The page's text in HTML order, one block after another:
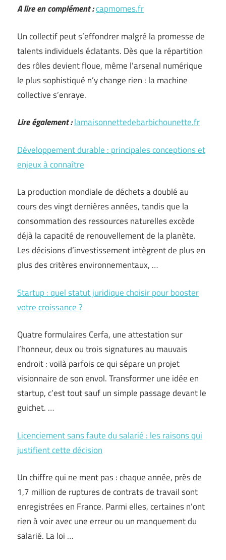
A lire en complément :capmomes.fr
Un collectif peut s’effondrer malgré la promesse de
talents individuels éclatants. Dès que la répartition
des rôles devient floue, même l’arsenal numérique
le plus sophistiqué n’y change rien : la machine
collective s’enraye.
Lire également :lamaisonnettedebarbichounette.fr
Développement durable : principales conceptions et
enjeux à connaître
La production mondiale de déchets a doublé au
cours des vingt dernières années, tandis que la
consommation des ressources naturelles excède
déjà la capacité de renouvellement de la planète.
Les décisions d’investissement intègrent de plus en
plus des critères environnementaux, …
Startup : quel statut juridique choisir pour booster
votre croissance ?
Quatre formulaires Cerfa, une attestation sur
l’honneur, deux ou trois signatures au mauvais
endroit : voilà parfois ce qui sépare un projet
visionnaire de son envol. Transformer une idée en
startup, c’est tout sauf un simple passage devant le
guichet. …
Licenciement sans faute du salarié : les raisons qui
justifient cette décision
Un chiffre qui ne ment pas : chaque année, près de
1,7 million de ruptures de contrats de travail sont
enregistrées en France. Parmi elles, certaines n’ont
rien à voir avec une erreur ou un manquement du
salarié. La loi …